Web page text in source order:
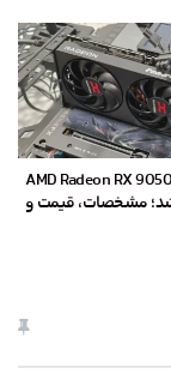
کارت گرافیک AMD Radeon RX 9050
مشخصات، قیمت و